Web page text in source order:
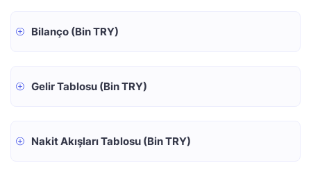
Bilanço (Bin TRY)
Gelir Tablosu (Bin TRY)
Nakit Akışları Tablosu (Bin TRY)